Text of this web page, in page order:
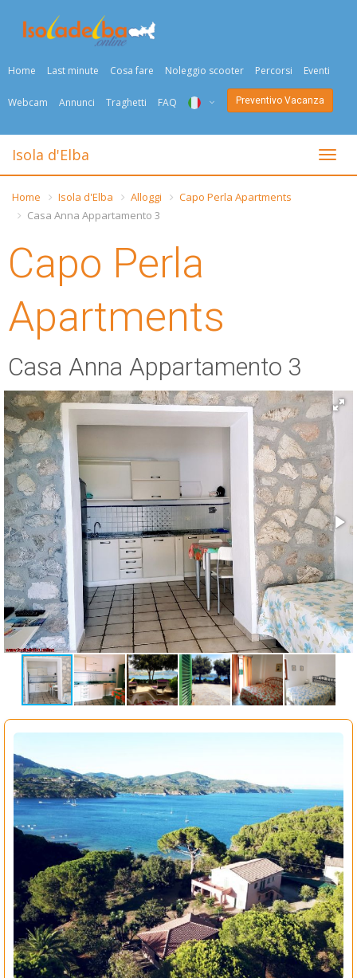
Home Last minute Cosa fare Noleggio scooter Percorsi Eventi
Webcam Annunci Traghetti FAQ
ENG
ESP
SLO
Preventivo Vacanza
Togli
Isola d'Elba
Home Isola d'Elba Alloggi
Capo Perla Apartments
Casa Anna Appartamento 3
Capo Perla
Apartments
Casa Anna Appartamento 3